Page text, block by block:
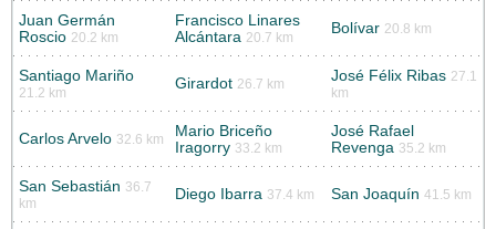
Juan Germán
Roscio 20.2 km
Francisco Linares
Alcántara 20.7 km
Bolívar 20.8 km
Santiago Mariño
21.2 km
Girardot 26.7 km José Félix Ribas 27.1
km
Carlos Arvelo 32.6 km
Mario Briceño
Iragorry 33.2 km
José Rafael
Revenga 35.2 km
San Sebastián 36.7
km
Diego Ibarra 37.4 km San Joaquín 41.5 km